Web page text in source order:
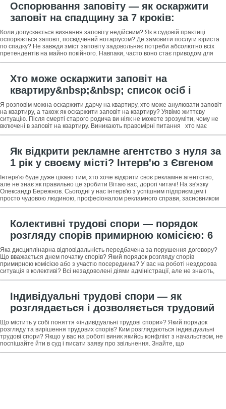
Оспорювання заповіту — як оскаржити
заповіт на спадщину за 7 кроків:
інструкція та корисні поради +
професійна допомога у визнанні заповіту
недійсним
Коли допускається визнання заповіту недійсним? Як в судовій практиці
оспорюється заповіт, посвідчений нотаріусом? Де замовити послуги юриста
по спадку? Не завжди зміст заповіту задовольняє потреби абсолютно всіх
претендентів на майно покійного. Навпаки, часто воно стає приводом для
розбрату і
Хто може оскаржити заповіт на
квартиру&nbsp;&nbsp; список осіб і
покрокова інструкція з оскарження
дарчим + поради як анулювати заповіт на
квартиру
Я розповім можна оскаржити дарчу на квартиру, хто може анулювати заповіт
на квартиру, а також як оскаржити заповіт на квартиру? Уявімо життєву
ситуацію. Після смерті старого родича ви ніяк не можете зрозуміти, чому не
включені в заповіт на квартиру. Виникають правомірні питання хто має
Як відкрити рекламне агентство з нуля за
1 рік у своєму місті? Інтерв'ю з Євгеном
Коробко&nbsp;&nbsp; засновником і
керівником фірми &laquo;РекЛайм&raquo;
Інтерв'ю буде дуже цікаво тим, хто хоче відкрити своє рекламне агентство,
але не знає як правильно це зробити Вітаю вас, дорогі читачі! На зв'язку
Олександр Бережнов. Сьогодні у нас інтерв'ю з успішним підприємцем і
просто чудовою людиною, професіоналом рекламного справи, засновником
компанії
Колективні трудові спори — порядок
розгляду спорів примирною комісією: 6
основних етапів + дисциплінарна
відповідальність роботодавця за
результатами спорів за участю
посередника
Яка дисциплінарна відповідальність передбачена за порушення договору?
Що вважається днем початку спорів? Який порядок розгляду спорів
примирною комісією або з участю посередника? У вас на роботі нездорова
ситуація в колективі? Всі незадоволені діями адміністрації, але не знають,
що робити? Не
Індивідуальні трудові спори — як
розглядається і дозволяється трудовий
спір: 5 основних етапів + порядок дій при
оскарженні рішення комісії по трудових
спорах
Що містить у собі поняття «індивідуальні трудові спори»? Який порядок
розгляду та вирішення трудових спорів? Ким розглядаються індивідуальні
трудові спори? Якщо у вас на роботі виник якийсь конфлікт з начальством, не
поспішайте йти в суд і писати заяву про звільнення. Знайте, що
індивідуальні